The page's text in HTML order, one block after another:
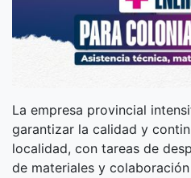
La empresa provincial
garantizar la calidad y
localidad, con tareas de
de materiales y